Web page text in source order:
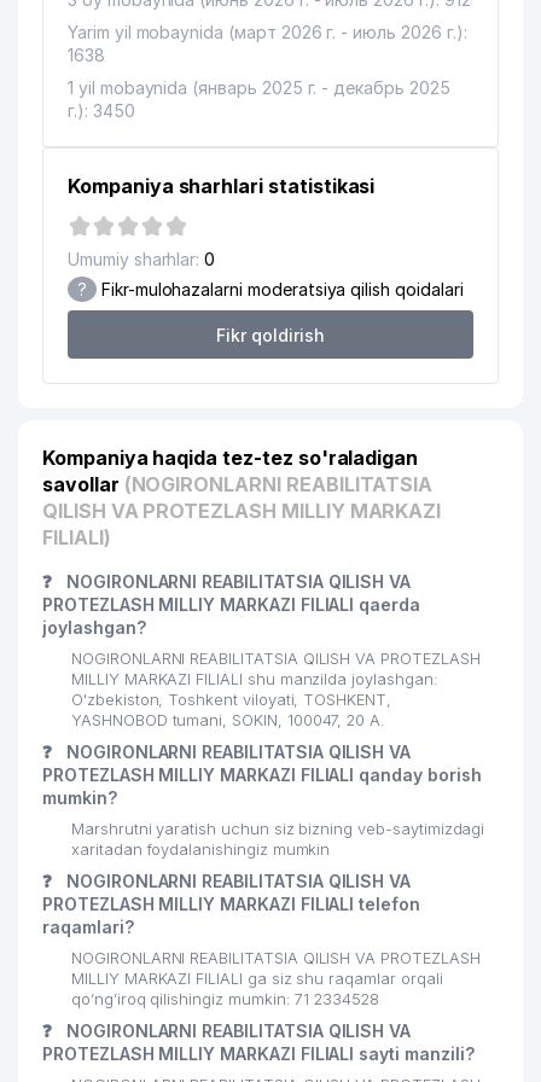
14 BASCONI LUX XUSUSIY KORXONASI 134 м
15
16 Smile Concept 135 м
17 KRILAK ASIASTROY MChJ 136 м
18 NICE DAY EVENT GROUP MChJ
19 FLAMINGO STAR MChJ
20
AL-MAHMUD MASLAHATI
ADVOKATLIK FIRMASI
150 м
21 PROF HORECA MChJ 153 м
23 LUX OPTIC XUSUSIY KORXONASI
ROBOTRON-EVA MChJ
ART HOUSE PRO XUSUSIY
26 MANZARA TOURISM MChJ
27 DALMAT ENG MChJ 181 м
OLYMPIC TOUR SERVICE MChJ
29 AKWA FOODS IMPEX XK MChJ
BSM CONSULTING AND LOGISTICS
MChJ
31 UKRAINA ELChINONASI
32 LIBERTY COMFORT MChJ
33
SOS ACADEMY NODAVLAT TA'LIM
MUASSASASI
203 м
34 ORTOPEDIYA REABILITATSIYA MChJ
Yarim yil mobaynida (март 2026 г. - июль 2026 г.):
1638
1 yil mobaynida (январь 2025 г. - декабрь 2025
г.): 3450
Kompaniya sharhlari statistikasi
Umumiy sharhlar: 0
? Fikr-mulohazalarni moderatsiya qilish qoidalari
Fikr qoldirish
Kompaniya haqida tez-tez so'raladigan
savollar (NOGIRONLARNI REABILITATSIA
QILISH VA PROTEZLASH MILLIY MARKAZI
FILIALI)
❓
NOGIRONLARNI REABILITATSIA QILISH VA
PROTEZLASH MILLIY MARKAZI FILIALI qaerda
joylashgan?
NOGIRONLARNI REABILITATSIA QILISH VA PROTEZLASH
MILLIY MARKAZI FILIALI shu manzilda joylashgan:
O'zbekiston, Toshkent viloyati, TOSHKENT,
YASHNOBOD tumani, SOKIN, 100047, 20 А.
❓
NOGIRONLARNI REABILITATSIA QILISH VA
PROTEZLASH MILLIY MARKAZI FILIALI qanday borish
mumkin?
Marshrutni yaratish uchun siz bizning veb-saytimizdagi
xaritadan foydalanishingiz mumkin
❓
NOGIRONLARNI REABILITATSIA QILISH VA
PROTEZLASH MILLIY MARKAZI FILIALI telefon
raqamlari?
NOGIRONLARNI REABILITATSIA QILISH VA PROTEZLASH
MILLIY MARKAZI FILIALI ga siz shu raqamlar orqali
qo’ng’iroq qilishingiz mumkin: 71 2334528
❓
NOGIRONLARNI REABILITATSIA QILISH VA
PROTEZLASH MILLIY MARKAZI FILIALI sayti manzili?